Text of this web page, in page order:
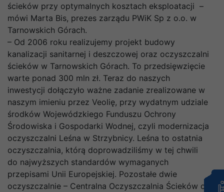
ścieków przy optymalnych kosztach eksploatacji –
mówi Marta Bis, prezes zarządu PWiK Sp z o.o. w
Tarnowskich Górach.
– Od 2006 roku realizujemy projekt budowy
kanalizacji sanitarnej i deszczowej oraz oczyszczalni
ścieków w Tarnowskich Górach. To przedsięwzięcie
warte ponad 300 mln zł. Teraz do naszych
inwestycji dołączyło ważne zadanie zrealizowane w
naszym imieniu przez Veolię, przy wydatnym udziale
środków Wojewódzkiego Funduszu Ochrony
Środowiska i Gospodarki Wodnej, czyli modernizacja
oczyszczalni Leśna w Strzybnicy. Leśna to ostatnia
oczyszczalnia, którą doprowadziliśmy w tej chwili
do najwyższych standardów wymaganych
przepisami Unii Europejskiej. Pozostałe dwie
oczyszczalnie – Centralna Oczyszczalnia Ścieków o